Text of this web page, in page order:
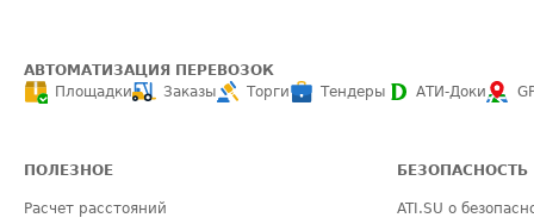
АВТОМАТИЗАЦИЯ ПЕРЕВОЗОК
Площадки
Заказы Торги Тендеры АТИ-Доки
ПОЛЕЗНОЕ
Расчет расстояний
БЕЗОПАСНОСТЬ
ATI.SU о